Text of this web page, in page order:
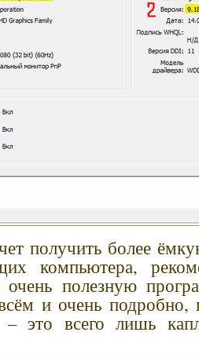
получить более
компьютера,
полезную
и очень подробно,
– это всего лишь